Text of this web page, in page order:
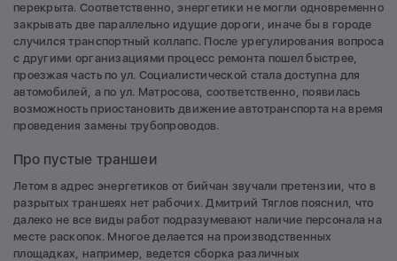
перекрыта. Соответственно, энергетики не могли одновременно
закрывать две параллельно идущие дороги, иначе бы в городе
случился транспортный коллапс. После урегулирования вопроса
с другими организациями процесс ремонта пошел быстрее,
проезжая часть по ул. Социалистической стала доступна для
автомобилей, а по ул. Матросова, соответственно, появилась
возможность приостановить движение автотранспорта на время
проведения замены трубопроводов.
Про пустые траншеи
Летом в адрес энергетиков от бийчан звучали претензии, что в
разрытых траншеях нет рабочих. Дмитрий Тяглов пояснил, что
далеко не все виды работ подразумевают наличие персонала на
месте раскопок. Многое делается на производственных
площадках, например, ведется сборка различных